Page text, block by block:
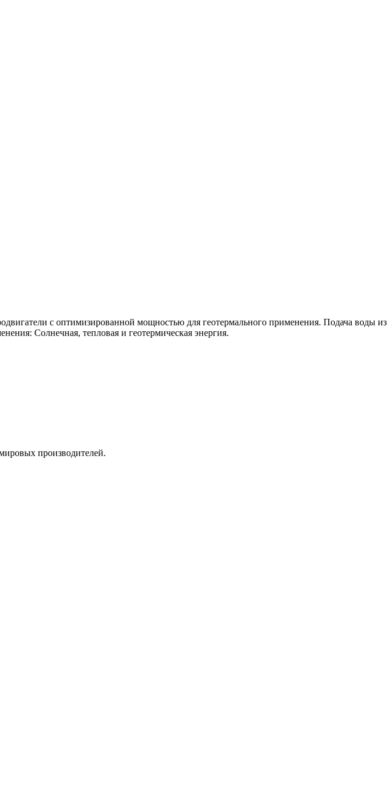
с оптимизированной мощностью для геотермального применения. Подача воды из
Солнечная, тепловая и геотермическая энергия.
производителей.